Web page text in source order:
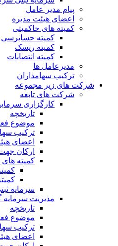
پیام مدیر عامل
اعضای هیئت مدیره
کمیته های حاکمیتی
کمیته حسابرسی
کمیته ریسک
کمیته انتصابات
مدیرعامل ها
ترکیب سهامداران
شرکت های زیر مجموعه
شرکت های تابعه
کارگزاری
تاریخچه
موضوع
ترکیب
اعضای
ارکان
کمیته های
سرمایه
مدیریت سرمایه
تاریخچه
موضوع
ترکیب
اعضای